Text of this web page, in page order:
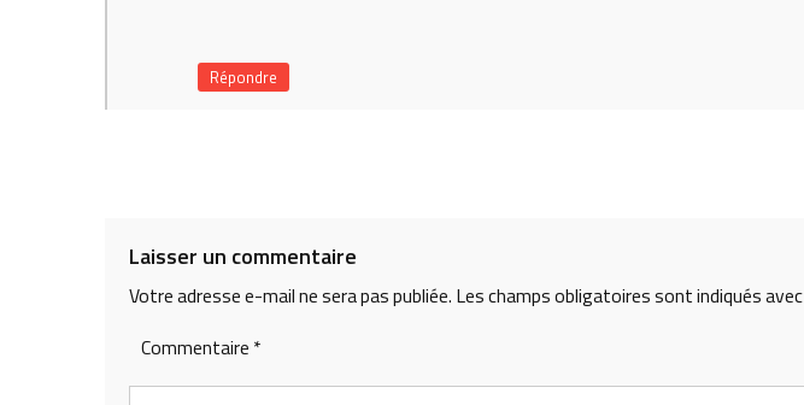
Répondre
Laisser un commentaire
Votre adresse e-mail ne sera pas publiée. Les champs obligatoires sont indiqués avec
Commentaire *